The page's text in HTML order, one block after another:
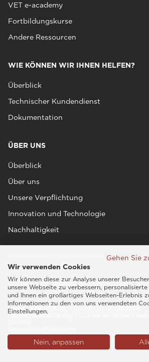
VET e-academy
Fortbildungskurse
Andere Ressourcen
WIE KÖNNEN WIR IHNEN HELFEN?
Überblick
Technischer Kundendienst
Dokumentation
ÜBER UNS
Überblick
Über uns
Unsere Verpflichtung
Innovation und Technologie
Nachhaltigkeit
Esaote SPA © 2026 - USt.-ID IT05131180969
Datenschutzerklärung
Gehen Sie
Wir verwenden Cookies
Wir können diese zur Analyse unserer
unsere Webseite zu verbessern,
und Ihnen ein großartiges Webseiten-Erlebnis
Informationen zu den von uns verwendeten
Einstellungen.
Nein, anpassen